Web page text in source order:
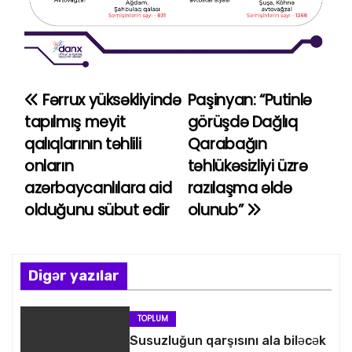
Y
a
z
ı
a
v
Paşinyan: “Putinlə
görüşdə Dağlıq
Qarabağın
təhlükəsizliyi üzrə
razılaşma əldə
olunub”
Fərrux yüksəkliyində
tapılmış meyit
qalıqlarının təhlili
onların
azərbaycanlılara aid
olduğunu sübut edir
Digər yazılar
TOPLUM
Susuzluğun qarşısını ala biləcək